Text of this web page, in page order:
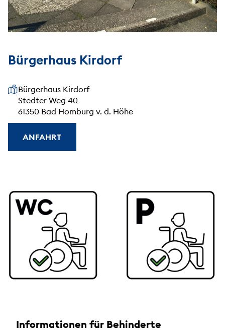
Bürgerhaus Kirdorf
Unsere Anschrift
Bürgerhaus Kirdorf
Stedter Weg 40
61350 Bad Homburg v. d. Höhe
ANFAHRT
Informationen für Behinderte